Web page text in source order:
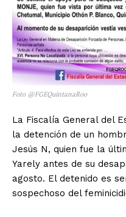
Foto @FGEQuintanaRoo
La Fiscalía General del
la detención de un
Jesús N, quien fue la
Yarely antes de su
agosto. El detenido es
sospechoso del